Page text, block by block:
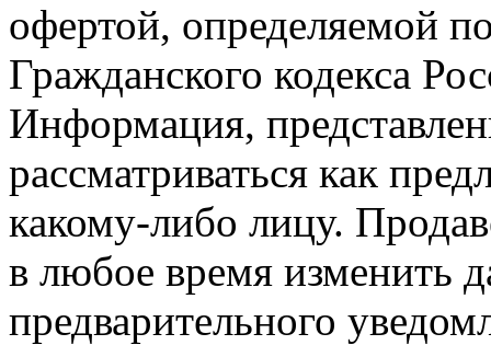
офертой, определяемой
Гражданского кодекса
Информация,
рассматриваться как
какому-либо лицу.
в любое время изменить
предварительного